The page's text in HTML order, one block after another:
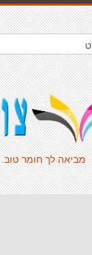
מביאה לך חומר טוב.